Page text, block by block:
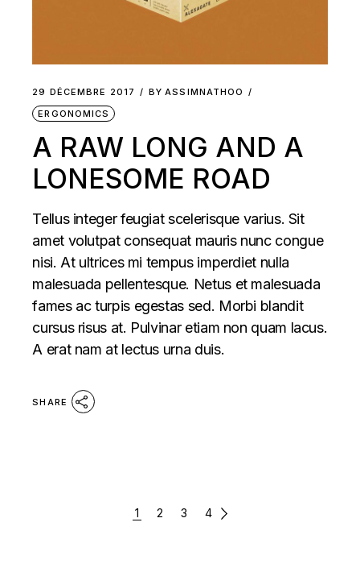
29 DÉCEMBRE 2017 BY ASSIMNATHOO
ERGONOMICS
A RAW LONG AND A
LONESOME ROAD
Tellus integer feugiat scelerisque varius. Sit
amet volutpat consequat mauris nunc congue
nisi. At ultrices mi tempus imperdiet nulla
malesuada pellentesque. Netus et malesuada
fames ac turpis egestas sed. Morbi blandit
cursus risus at. Pulvinar etiam non quam lacus.
A erat nam at lectus urna duis.
SHARE
PAGINATION
1 2 3 4